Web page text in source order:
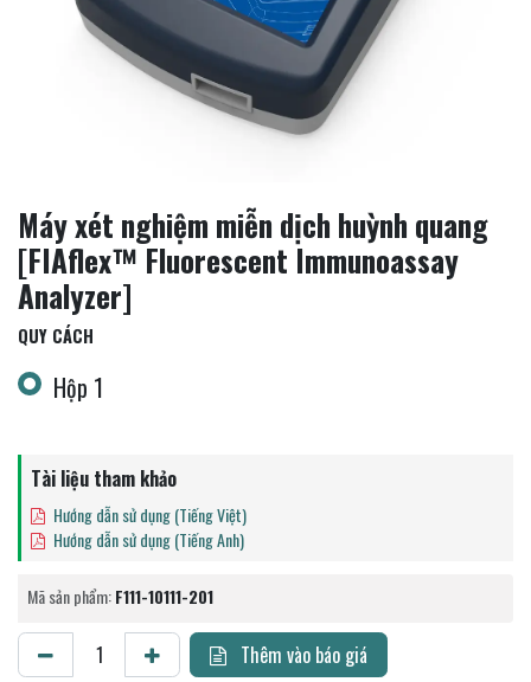
Máy xét nghiệm miễn dịch huỳnh quang
[FIAflex™ Fluorescent Immunoassay
Analyzer]
QUY CÁCH
Hộp 1
Tài liệu tham khảo
Hướng dẫn sử dụng (Tiếng Việt)
Hướng dẫn sử dụng (Tiếng Anh)
Mã sản phẩm:F111-10111-201
Thêm vào báo giá